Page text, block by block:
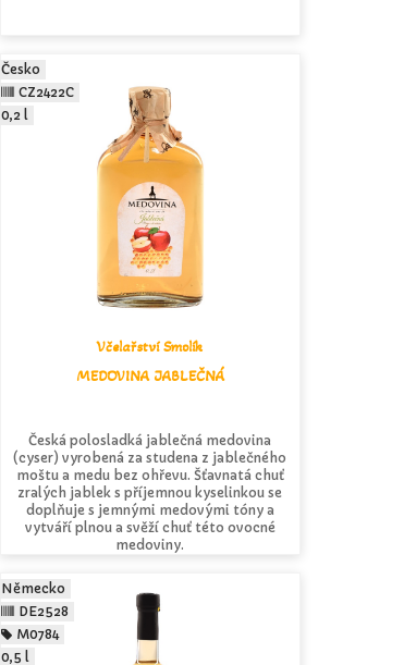
Včelařství Smolík
MEDOVINA JABLEČNÁ
Česká polosladká jablečná medovina
(cyser) vyrobená za studena z jablečného
moštu a medu bez ohřevu. Šťavnatá chuť
zralých jablek s příjemnou kyselinkou se
doplňuje s jemnými medovými tóny a
vytváří plnou a svěží chuť této ovocné
medoviny.
Česko
CZ2422C
0,2 l
Německo
DE2528
M0784
0,5 l